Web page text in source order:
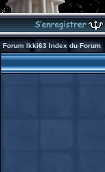
Forum Ikki63 Index du Forum